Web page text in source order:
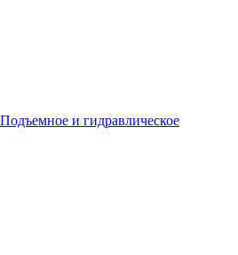
Подъемное и гидравлическое